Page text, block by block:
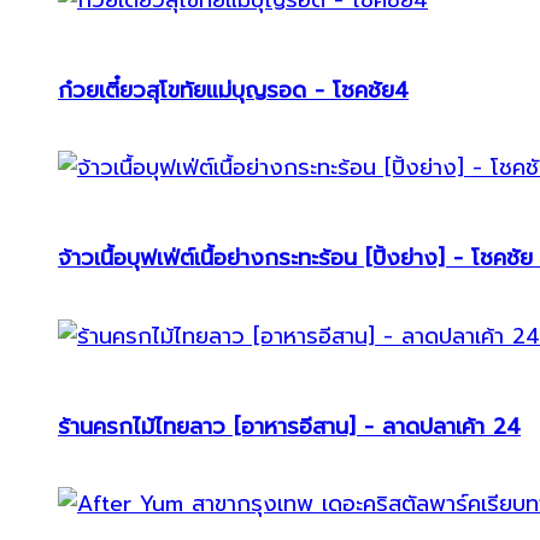
ก๋วยเตี๋ยวสุโขทัยแม่บุญรอด - โชคชัย4
จ้าวเนื้อบุฟเฟ่ต์เนื้อย่างกระทะร้อน [ปิ้งย่าง] - โชคชั
ร้านครกไม้ไทยลาว [อาหารอีสาน] - ลาดปลาเค้า 24